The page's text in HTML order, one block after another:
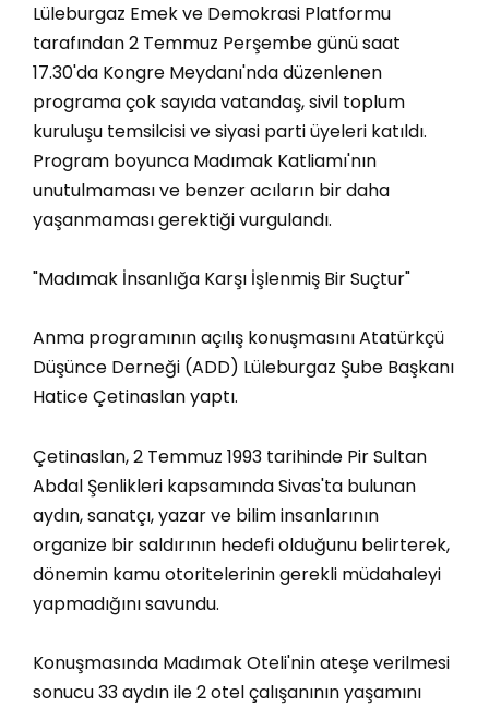
Lüleburgaz Emek ve Demokrasi Platformu
tarafından 2 Temmuz Perşembe günü saat
17.30'da Kongre Meydanı'nda düzenlenen
programa çok sayıda vatandaş, sivil toplum
kuruluşu temsilcisi ve siyasi parti üyeleri katıldı.
Program boyunca Madımak Katliamı'nın
unutulmaması ve benzer acıların bir daha
yaşanmaması gerektiği vurgulandı.
"Madımak İnsanlığa Karşı İşlenmiş Bir Suçtur"
Anma programının açılış konuşmasını Atatürkçü
Düşünce Derneği (ADD) Lüleburgaz Şube Başkanı
Hatice Çetinaslan yaptı.
Çetinaslan, 2 Temmuz 1993 tarihinde Pir Sultan
Abdal Şenlikleri kapsamında Sivas'ta bulunan
aydın, sanatçı, yazar ve bilim insanlarının
organize bir saldırının hedefi olduğunu belirterek,
dönemin kamu otoritelerinin gerekli müdahaleyi
yapmadığını savundu.
Konuşmasında Madımak Oteli'nin ateşe verilmesi
sonucu 33 aydın ile 2 otel çalışanının yaşamını